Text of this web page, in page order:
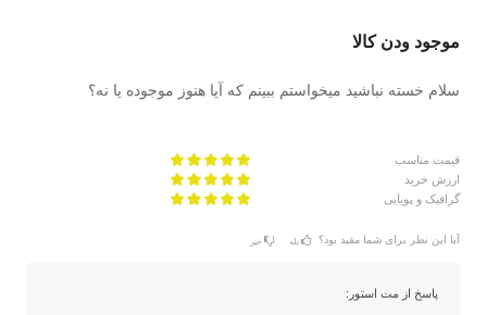
موجود ودن کالا
سلام خسته نباشید میخواستم ببینم که آیا هنوز موجوده یا نه؟
قیمت مناسب
ارزش خرید
گرافیک و پویایی
آیا این نظر برای شما مفید بود؟ بله خیر
پاسخ از مت استور: